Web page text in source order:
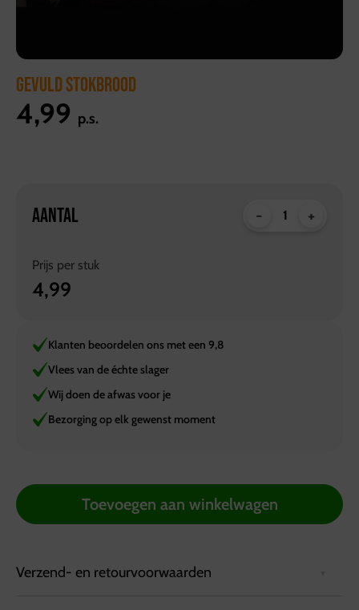
GEVULD STOKBROOD
4,99 p.s.
AANTAL - +
Prijs per stuk
4,99
Klanten beoordelen ons met een 9,8
Vlees van de échte slager
Wij doen de afwas voor je
Bezorging op elk gewenst moment
Toevoegen aan winkelwagen
Verzend- en retourvoorwaarden